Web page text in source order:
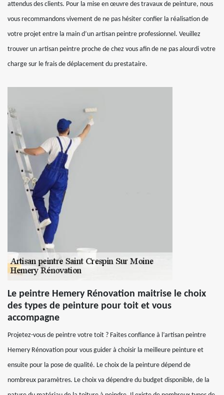
attendus des clients. Pour la mise en œuvre des travaux de peinture, nous
vous recommandons vivement de ne pas hésiter confier la réalisation de
votre projet entre la main d’un artisan peintre professionnel. Veuillez
trouver un artisan peintre proche de chez vous afin de ne pas alourdi votre
charge sur le frais de déplacement du prestataire.
Le peintre Hemery Rénovation maitrise le choix
des types de peinture pour toit et vous
accompagne
Projetez-vous de peintre votre toit ? Faites confiance à l’artisan peintre
Hemery Rénovation pour vous guider à choisir la meilleure peinture et
ensuite pour la pose de qualité. Le choix de la peinture dépend de
nombreux paramètres. Le choix va dépendre du budget disponible, de la